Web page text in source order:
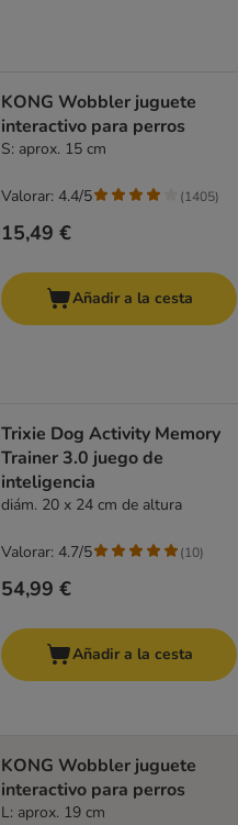
KONG Wobbler juguete
interactivo para perros
S: aprox. 15 cm
15,49 €
Valorar: 4.4/5 (1405)
Añadir a la cesta
Trixie Dog Activity Memory
Trainer 3.0 juego de
inteligencia
diám. 20 x 24 cm de altura
54,99 €
Valorar: 4.7/5 (10)
Añadir a la cesta
KONG Wobbler juguete
interactivo para perros
L: aprox. 19 cm